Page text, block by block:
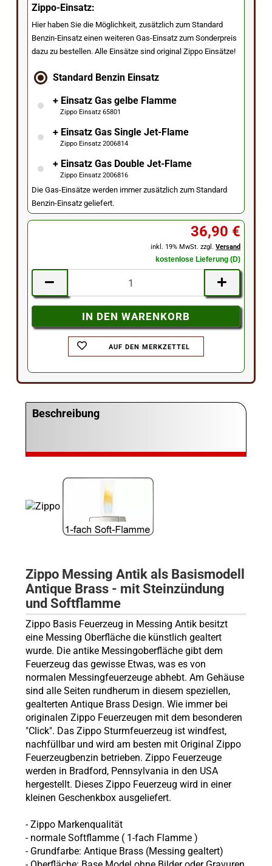
Zippo-Einsatz:
Hier haben Sie die Möglichkeit, zusätzlich zum Standard
Benzin-Einsatz einen weiteren Gas-Einsatz zum Sonderpreis
dazu zu bestellen. Alle Einsätze sind original Zippo Einsätze!
Standard Benzin Einsatz
+ Einsatz Gas gelbe Flamme
Zippo Einsatz 65801
+ Einsatz Gas Single Jet-Flame
Zippo Einsatz 2006814
+ Einsatz Gas Double Jet-Flame
Zippo Einsatz 2006816
Die Gas-Einsätze werden immer zusätzlich zum Standard
Benzin-Einsatz geliefert.
36,90 €
inkl. 19% MwSt. zzgl.Versand
kostenlose Lieferung (D)
AUF DEN MERKZETTEL
Beschreibung
Zippo Messing Antik als Basismodell
Antique Brass - mit Steinzündung
und Softflamme
Zippo Basis Feuerzeug in Messing Antik besitzt
eine Messing Oberfläche die künstlich gealtert
wurde. Die antike Messingoberfläche gibt dem
Feuerzeug das gewisse Etwas, was es von
normalen Messingfeuerzeuge abhebt. Am Gehäuse
sind alle Seiten rundherum in diesem speziellen,
gealterten Antique Brass Design. Wie immer bei
originalen Zippo Feuerzeugen mit dem besonderen
"Click". Das Zippo Sturmfeuerzeug ist windfest,
nachfüllbar und wird am besten mit Original Zippo
Feuerzeugbenzin betrieben. Zippo Feuerzeuge
werden in Bradford, Pennsylvania in den USA
hergestellt. Dieses Zippo Feuerzeug wird in einer
kleinen Geschenkbox ausgeliefert.
-ZippoMarkenqualität
- normale Softflamme (1-fach Flamme )
- Grundfarbe: Antique Brass (Messing gealtert)